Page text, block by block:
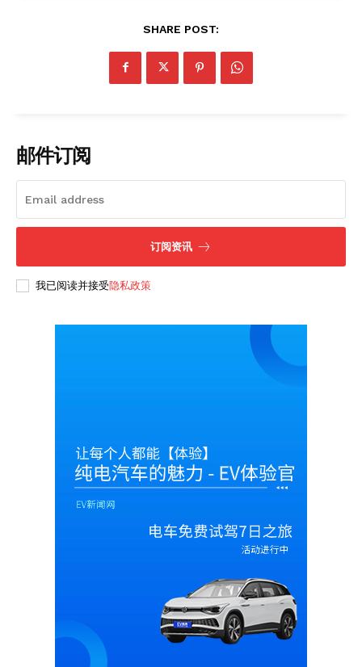
SHARE POST:
邮件订阅
订阅资讯
我已阅读并接受隐私政策